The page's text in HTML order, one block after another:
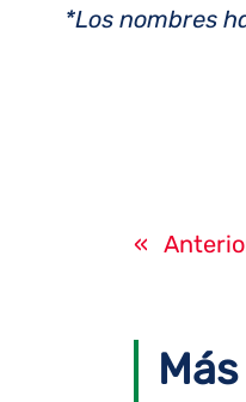
*Los nombres
«